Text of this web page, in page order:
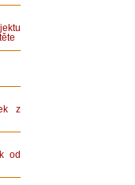
z
od